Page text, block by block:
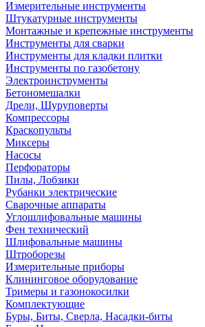
Измерительные инструменты
Штукатурные инструменты
Монтажные и крепежные инструменты
Инструменты для сварки
Инструменты для кладки плитки
Инструменты по газобетону
Электроинструменты
Бетономешалки
Дрели, Шуруповерты
Компрессоры
Краскопульты
Миксеры
Насосы
Перфораторы
Пилы, Лобзики
Рубанки электрические
Сварочные аппараты
Углошлифовальные машины
Фен технический
Шлифовальные машины
Штроборезы
Измерительные приборы
Клининговое оборудование
Тримеры и газонокосилки
Комплектующие
Буры, Биты, Сверла, Насадки-биты